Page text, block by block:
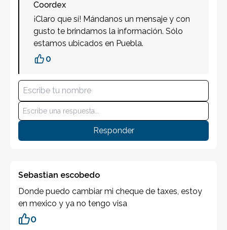
Coordex
¡Claro que sí! Mándanos un mensaje y con
gusto te brindamos la información. Sólo
estamos ubicados en Puebla.
0
Responder
Sebastian escobedo
Donde puedo cambiar mi cheque de taxes, estoy
en mexico y ya no tengo visa
0